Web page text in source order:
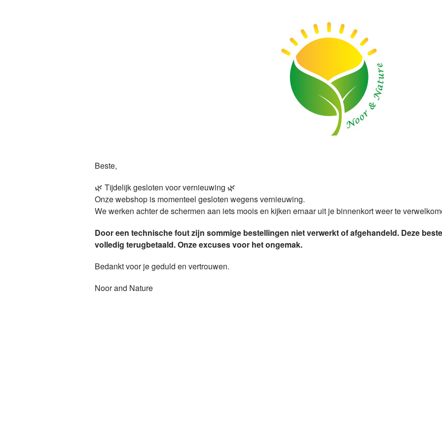
Beste,
🌿 Tijdelijk gesloten voor vernieuwing 🌿
Onze webshop is momenteel gesloten wegens vernieuwing.
We werken achter de schermen aan iets moois en kijken ernaar uit je binnenkort weer te
Door een technische fout zijn sommige bestellingen niet verwerkt of afgehandeld. Deze
volledig terugbetaald. Onze excuses voor het ongemak.
Bedankt voor je geduld en vertrouwen.
Noor and Nature